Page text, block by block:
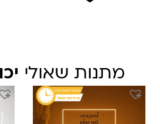
מתנות שאולי
המחיר
היה:
המחיר
הוא: